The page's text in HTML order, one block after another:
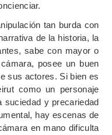
tan burda con
de la historia, la
sabe con mayor o
posee un buen
sus actores. Si bien es
como un personaje
suciedad y precariedad
hay escenas de
en mano dificulta